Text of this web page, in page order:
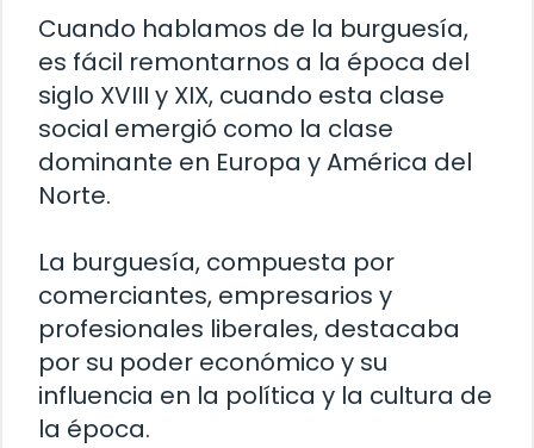
Cuando hablamos de la burguesía,
es fácil remontarnos a la época del
siglo XVIII y XIX, cuando esta clase
social emergió como la clase
dominante en Europa y América del
Norte.
La burguesía, compuesta por
comerciantes, empresarios y
profesionales liberales, destacaba
por su poder económico y su
influencia en la política y la cultura de
la época.